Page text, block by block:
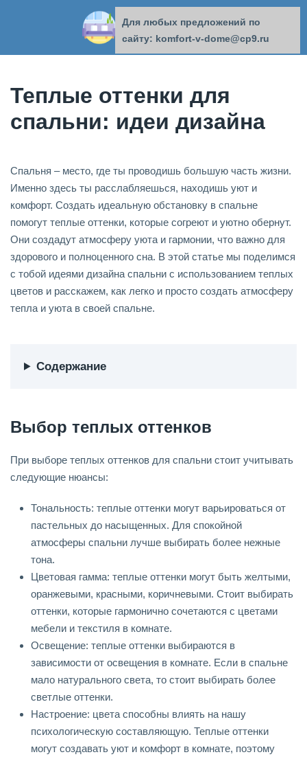
КОМФОРТ В ДОМЕ
Теплые оттенки для
спальни: идеи дизайна
Спальня – место, где ты проводишь большую часть жизни.
Именно здесь ты расслабляешься, находишь уют и
комфорт. Создать идеальную обстановку в спальне
помогут теплые оттенки, которые согреют и уютно обернут.
Они создадут атмосферу уюта и гармонии, что важно для
здорового и полноценного сна. В этой статье мы поделимся
с тобой идеями дизайна спальни с использованием теплых
цветов и расскажем, как легко и просто создать атмосферу
тепла и уюта в своей спальне.
Содержание
Выбор теплых оттенков
При выборе теплых оттенков для спальни стоит учитывать
следующие нюансы:
Тональность: теплые оттенки могут варьироваться от
пастельных до насыщенных. Для спокойной
атмосферы спальни лучше выбирать более нежные
тона.
Цветовая гамма: теплые оттенки могут быть желтыми,
оранжевыми, красными, коричневыми. Стоит выбирать
оттенки, которые гармонично сочетаются с цветами
мебели и текстиля в комнате.
Освещение: теплые оттенки выбираются в
зависимости от освещения в комнате. Если в спальне
мало натурального света, то стоит выбирать более
светлые оттенки.
Настроение: цвета способны влиять на нашу
психологическую составляющую. Теплые оттенки
могут создавать уют и комфорт в комнате, поэтому
Для любых предложений по
сайту: komfort-v-dome@cp9.ru